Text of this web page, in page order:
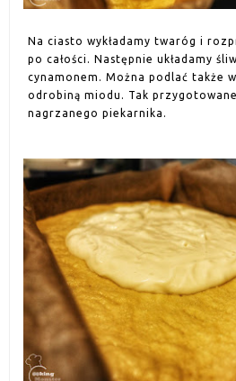
Na ciasto wykładamy twaróg i
po całości. Następnie układamy
cynamonem. Można podlać także
odrobiną miodu. Tak
nagrzanego piekarnika.